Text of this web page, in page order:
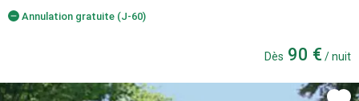
Annulation gratuite (J-60)
Dès 90 € / nuit